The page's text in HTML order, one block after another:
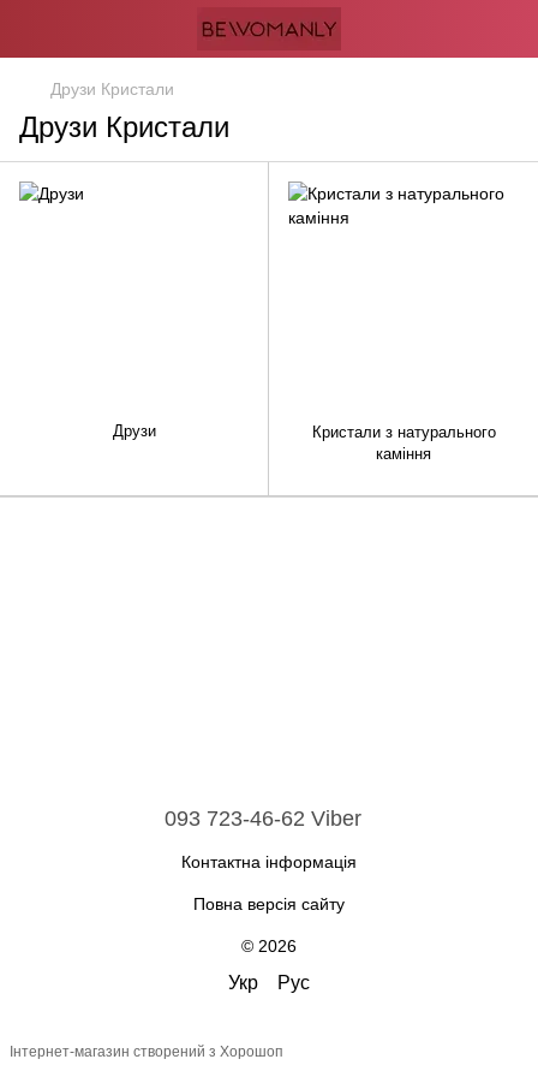
Друзи Кристали
Друзи Кристали
Друзи
Кристали з натурального
каміння
093 723-46-62 Viber
Контактна інформація
Повна версія сайту
© 2026
Укр Рус
Інтернет-магазин створений з Хорошоп